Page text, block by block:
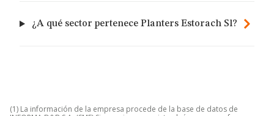
¿A qué sector pertenece Planters Estorach Sl?
(1) La información de la empresa procede de la base de datos de